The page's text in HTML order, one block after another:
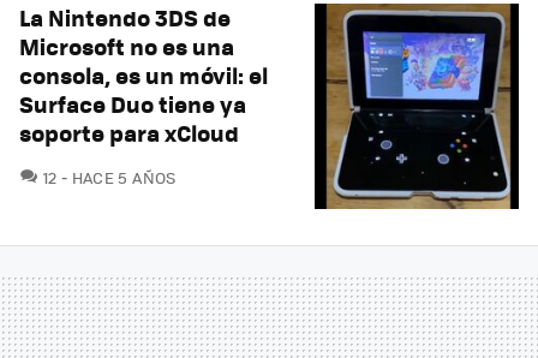
La Nintendo 3DS de
Microsoft no es una
consola, es un móvil: el
Surface Duo tiene ya
soporte para xCloud
12 COMENTARIOS
HACE 5 AÑOS